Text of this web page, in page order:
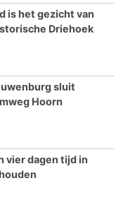
is het gezicht van
Driehoek
sluit
Hoorn
vier dagen tijd in